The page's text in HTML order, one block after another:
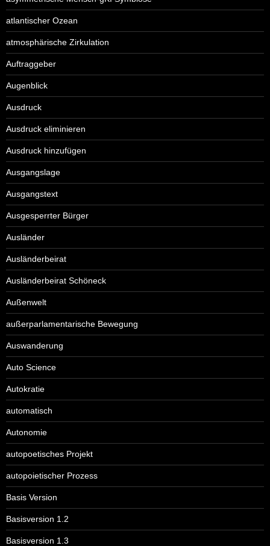
atlantischer Ozean
atmosphärische Zirkulation
Auftraggeber
Augenblick
Ausdruck
Ausdruck eliminieren
Ausdruck hinzufügen
Ausgangslage
Ausgangstext
Ausgesperrter Bürger
Ausländer
Ausländerbeirat
Ausländerbeirat Schöneck
Außenwelt
außerparlamentarische Bewegung
Auswanderung
Auto Science
Autokratie
automatisch
Autonomie
autopoetisches Projekt
autopoietischer Prozess
Basis Version
Basisversion 1.2
Basisversion 1.3